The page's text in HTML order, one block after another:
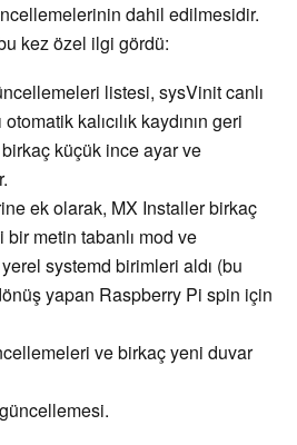
dahil edilmesidir.
kez özel ilgi gördü:
listesi, sysVinit canlı
kalıcılık kaydının geri
küçük ince ayar ve
ek olarak, MX Installer birkaç
metin tabanlı mod ve
systemd birimleri aldı (bu
yapan Raspberry Pi spin için
ve birkaç yeni duvar